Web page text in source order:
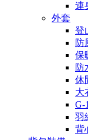
連
外套
登
防
保
防
休
大
G-
羽
背